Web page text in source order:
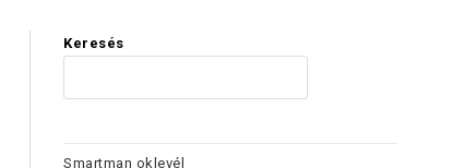
Keresés
Smartman oklevél